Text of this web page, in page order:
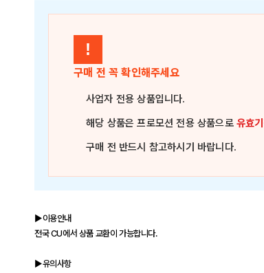
!
구매 전 꼭 확인해주세요
사업자 전용 상품입니다.
해당 상품은프로모션 전용 상품으로유효
구매 전 반드시 참고하시기 바랍니다.
▶이용안내
전국 CU에서 상품 교환이 가능합니다.
▶유의사항